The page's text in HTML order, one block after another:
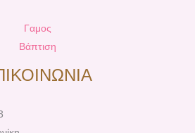
Γαμος
Βάπτιση